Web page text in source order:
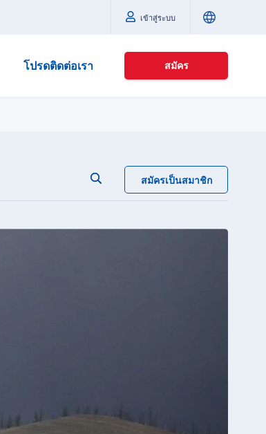
เข้าสู่ระบบ
โปรดติดต่อเรา สมัคร
สมัครเป็นสมาชิก